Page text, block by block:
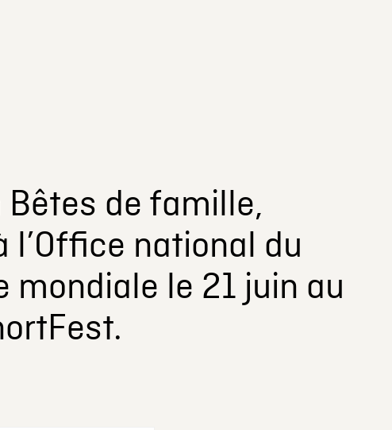
de famille,
l’Office national du
le 21 juin au